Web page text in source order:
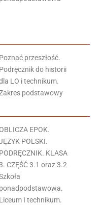
Poznać przeszłość.
Podręcznik do historii
LO i technikum.
podstawowy
OBLICZA EPOK.
POLSKI.
PODRĘCZNIK. KLASA
CZĘŚĆ 3.1 oraz 3.2
ponadpodstawowa.
Liceum I technikum.